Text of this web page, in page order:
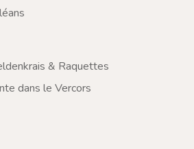
& Raquettes
dans le Vercors